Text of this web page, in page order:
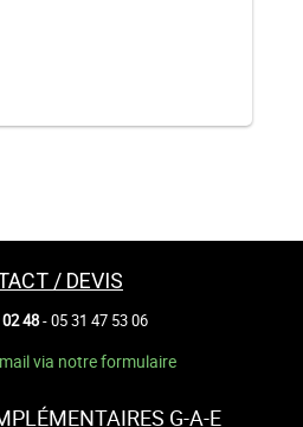
/ DEVIS
48- 05 31 47 53 06
via notre formulaire
G-A-E